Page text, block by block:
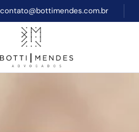
contato@bottimendes.com.br